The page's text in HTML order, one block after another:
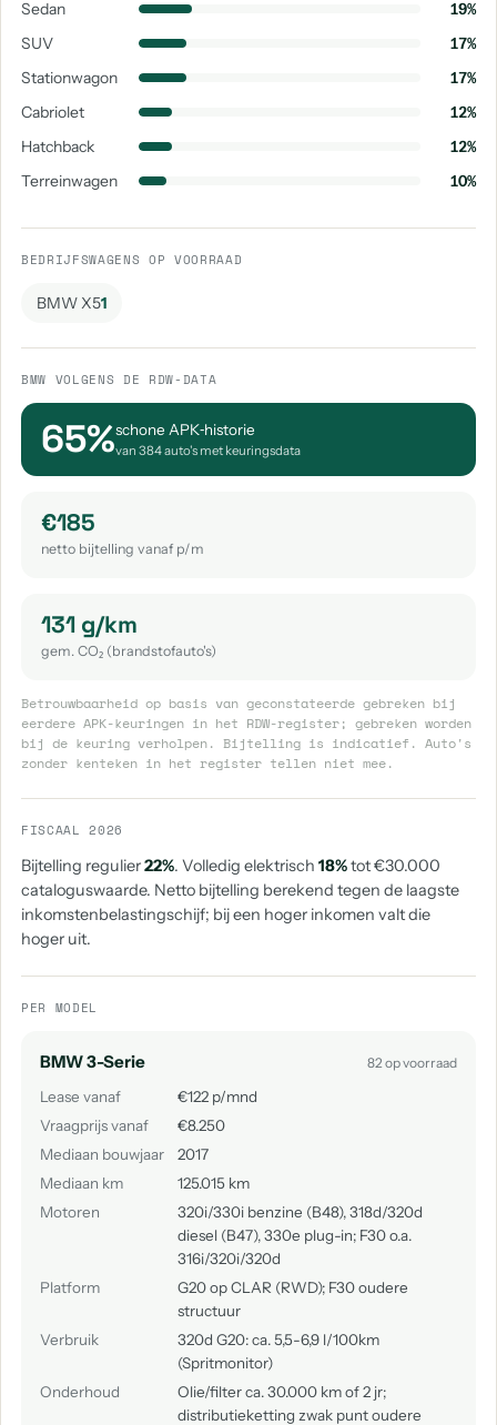
Sedan
19%
SUV
17%
Stationwagon
17%
Cabriolet
12%
Hatchback
12%
Terreinwagen
10%
BEDRIJFSWAGENS OP VOORRAAD
BMW X51
BMW VOLGENS DE RDW-DATA
65%schone APK‑historie
van 384 auto's met keuringsdata
€185
netto bijtelling vanaf p/m
131 g/km
gem. CO₂ (brandstofauto's)
Betrouwbaarheid op basis van geconstateerde gebreken bij
eerdere APK-keuringen in het RDW-register; gebreken worden
bij de keuring verholpen. Bijtelling is indicatief. Auto's
zonder kenteken in het register tellen niet mee.
FISCAAL 2026
Bijtelling regulier22%. Volledig elektrisch 18%tot €30.000
cataloguswaarde. Netto bijtelling berekend tegen de laagste
inkomstenbelastingschijf; bij een hoger inkomen valt die
hoger uit.
PER MODEL
BMW 3-Serie 82 op voorraad
Lease vanaf
€122 p/mnd
Vraagprijs vanaf
€8.250
Mediaan bouwjaar
2017
Mediaan km
125.015 km
Motoren
320i/330i benzine (B48), 318d/320d
diesel (B47), 330e plug-in; F30 o.a.
316i/320i/320d
Platform
G20 op CLAR (RWD); F30 oudere
structuur
Verbruik
320d G20: ca. 5,5-6,9 l/100km
(Spritmonitor)
Onderhoud
Olie/filter ca. 30.000 km of 2 jr;
distributieketting zwak punt oudere